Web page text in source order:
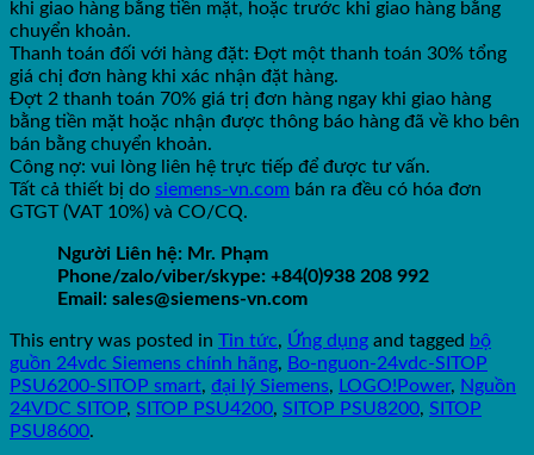
khi giao hàng bằng tiền mặt, hoặc trước khi giao hàng bằng
chuyển khoản.
Thanh toán đối với hàng đặt: Đợt một thanh toán 30% tổng
giá chị đơn hàng khi xác nhận đặt hàng.
Đợt 2 thanh toán 70% giá trị đơn hàng ngay khi giao hàng
bằng tiền mặt hoặc nhận được thông báo hàng đã về kho bên
bán bằng chuyển khoản.
Công nợ: vui lòng liên hệ trực tiếp để được tư vấn.
Tất cả thiết bị do siemens-vn.com bán ra đều có hóa đơn
GTGT (VAT 10%) và CO/CQ.
Người Liên hệ: Mr. Phạm
Phone/zalo/viber/skype: +84(0)938 208 992
Email: sales@siemens-vn.com
This entry was posted in Tin tức, Ứng dụng and tagged bộ
guồn 24vdc Siemens chính hãng, Bo-nguon-24vdc-SITOP
PSU6200-SITOP smart, đại lý Siemens, LOGO!Power, Nguồn
24VDC SITOP, SITOP PSU4200, SITOP PSU8200, SITOP
PSU8600.